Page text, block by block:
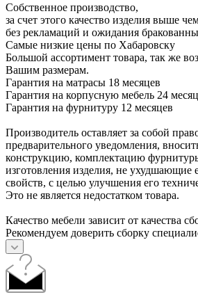
Собственное производство,
за счет этого качество изделия выше
без рекламаций и ожидания
Самые низкие цены по Хабаровску
Большой ассортимент товара, так же
Вашим размерам.
Гарантия на матрасы 18 месяцев
Гарантия на корпусную мебель 24
Гарантия на фурнитуру 12 месяцев
Производитель оставляет за собой
предварительного уведомления,
конструкцию, комплектацию
изготовления изделия, не ухудшающие
свойств, с целью улучшения его
Это не является недостатком товара.
Качество мебели зависит от качества
Рекомендуем доверить сборку